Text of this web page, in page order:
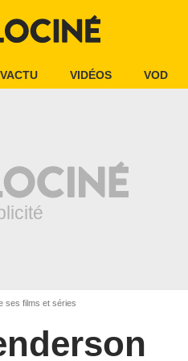
VIDÉOS VOD
ses films et séries